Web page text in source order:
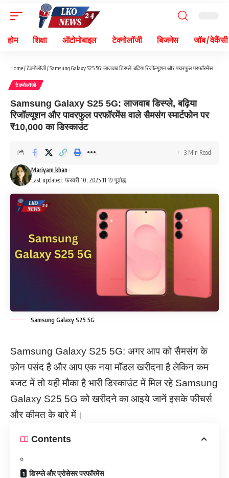
होम शिक्षा ऑटोमोबाइल टेक्नोलॉजी बिजनेस जॉब / वेकैंसी
Home/टेक्नोलॉजी/Samsung Galaxy S25 5G: लाजवाब डिस्प्ले, बढ़िया रिजॉल्यूशन और पावरफुल परफॉरमेंस वाले सैमसंग स्मार्टफोन पर ₹10,000 का डिस्काउंट
टेक्नोलॉजी
Samsung Galaxy S25 5G: लाजवाब डिस्प्ले, बढ़िया
रिजॉल्यूशन और पावरफुल परफॉरमेंस वाले सैमसंग स्मार्टफोन पर
₹10,000 का डिस्काउंट
Last updated: फ़रवरी 10, 2025 11:19 पूर्वाह्न
Mariyam khan
3 Min Read
Samsung Galaxy S25 5G
Samsung Galaxy S25 5G: अगर आप को सैमसंग के
फ़ोन पसंद है और आप एक नया मॉडल खरीदना है लेकिन कम
बजट में तो यही मौका है भारी डिस्काउंट में मिल रहे Samsung
Galaxy S25 5G को खरीदने का आइये जानें इसके फीचर्स
और कीमत के बारे में।
Contents
डिस्प्ले और प्रोसेसर परफॉरमेंस